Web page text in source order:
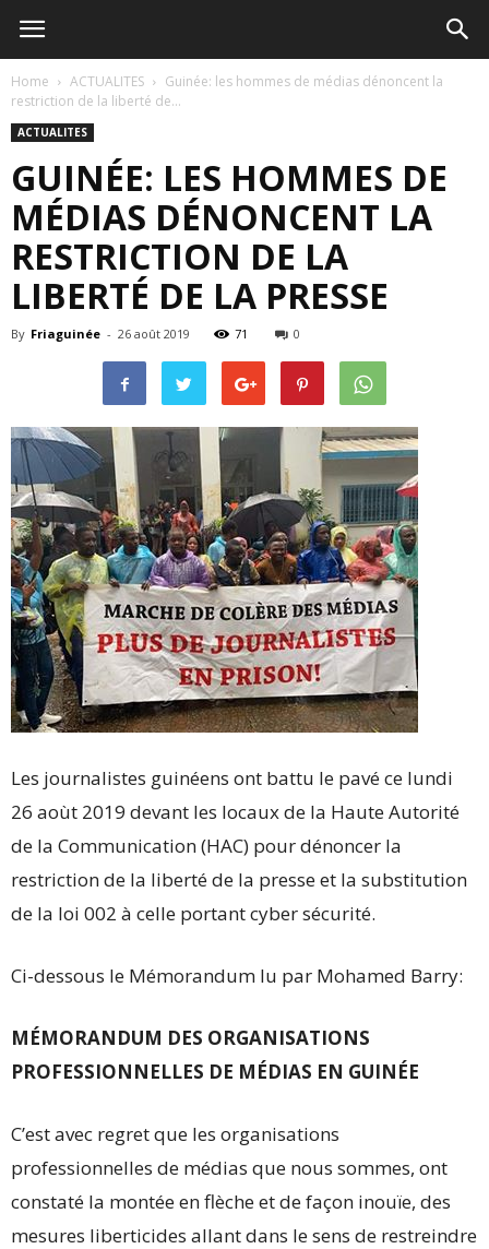
Home ACTUALITES
Guinée: les hommes de médias dénoncent la
restriction de la liberté de...
ACTUALITES
GUINÉE: LES HOMMES DE
MÉDIAS DÉNONCENT LA
RESTRICTION DE LA
LIBERTÉ DE LA PRESSE
By Friaguinée - 26 août 2019 71 0
Les journalistes guinéens ont battu le pavé ce lundi
26 aoùt 2019 devant les locaux de la Haute Autorité
de la Communication (HAC) pour dénoncer la
restriction de la liberté de la presse et la substitution
de la loi 002 à celle portant cyber sécurité.
Ci-dessous le Mémorandum lu par Mohamed Barry:
MÉMORANDUM DES ORGANISATIONS
PROFESSIONNELLES DE MÉDIAS EN GUINÉE
C’est avec regret que les organisations
professionnelles de médias que nous sommes, ont
constaté la montée en flèche et de façon inouïe, des
mesures liberticides allant dans le sens de restreindre